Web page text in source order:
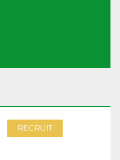
RECRUIT